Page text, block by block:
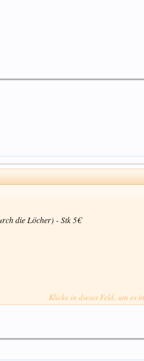
die Löcher) - Stk 5€
Klicke in dieses Feld, um es